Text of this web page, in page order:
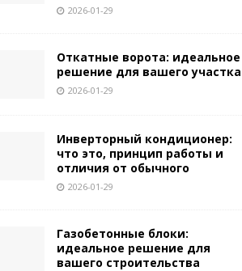
2026-01-29
Откатные ворота: идеальное
решение для вашего участка
2026-01-29
Инверторный кондиционер:
что это, принцип работы и
отличия от обычного
2026-01-29
Газобетонные блоки:
идеальное решение для
вашего строительства